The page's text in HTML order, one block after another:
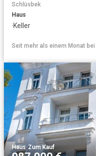
Schlüsbek
Haus
·Keller
Seit mehr als einem Monat bei
Haus·Zum Kauf